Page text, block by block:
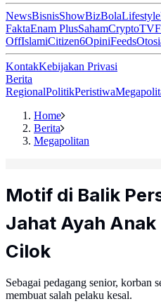
NewsBisnisShowBizBolaLifestyle
FaktaEnam PlusSahamCryptoTV
OffIslamiCitizen6OpiniFeeds
KontakKebijakan Privasi
Berita
RegionalPolitikPeristiwa
Home
Berita
Megapolitan
Motif di Balik
Jahat Ayah
Cilok
Sebagai pedagang senior, korban
membuat salah pelaku kesal.